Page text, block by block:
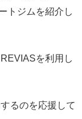
トジムを紹介し
を利用し
るのを応援して